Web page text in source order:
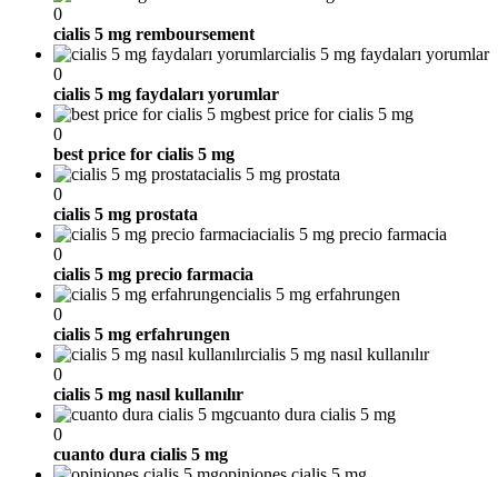
0
cialis 5 mg remboursement
cialis 5 mg faydaları yorumlar
0
cialis 5 mg faydaları yorumlar
best price for cialis 5 mg
0
best price for cialis 5 mg
cialis 5 mg prostata
0
cialis 5 mg prostata
cialis 5 mg precio farmacia
0
cialis 5 mg precio farmacia
cialis 5 mg erfahrungen
0
cialis 5 mg erfahrungen
cialis 5 mg nasıl kullanılır
0
cialis 5 mg nasıl kullanılır
cuanto dura cialis 5 mg
0
cuanto dura cialis 5 mg